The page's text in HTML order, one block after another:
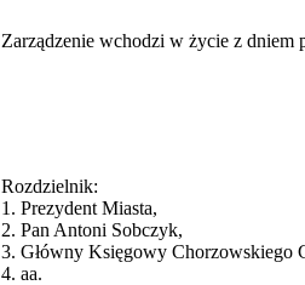
Zarządzenie wchodzi w życie z dniem
Rozdzielnik:
1. Prezydent Miasta,
2. Pan Antoni Sobczyk,
3. Główny Księgowy Chorzowskiego
4. aa.